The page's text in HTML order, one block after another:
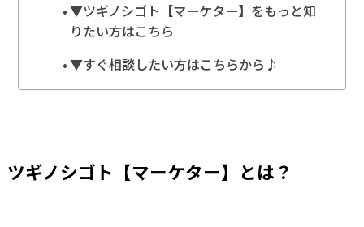
▼ツギノシゴト【マーケター】をもっと知
りたい方はこちら
▼すぐ相談したい方はこちらから♪
ツギノシゴト【マーケター】とは？